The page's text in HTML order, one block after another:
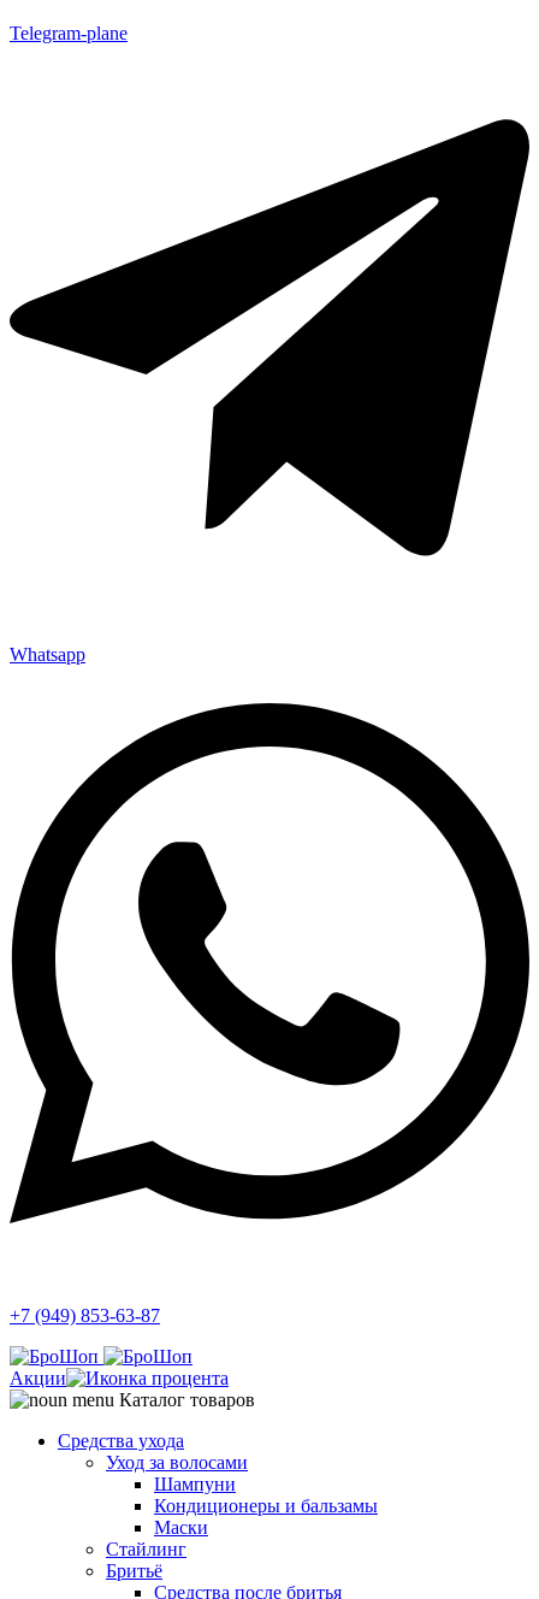
Telegram-plane
Whatsapp
+7 (949) 853-63-87
Акции
Каталог товаров
Средства ухода
Уход за волосами
Шампуни
Кондиционеры и бальзамы
Маски
Стайлинг
Бритьё
Средства после бритья